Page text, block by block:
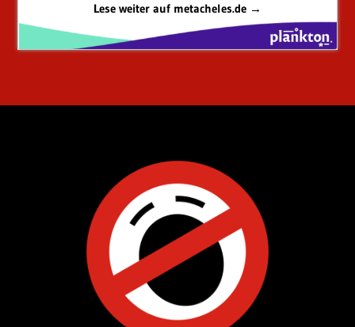
Lese weiter auf metacheles.de →